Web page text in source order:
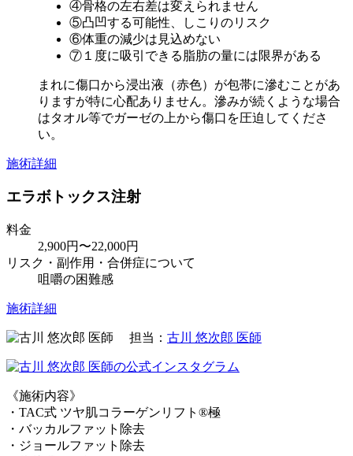
④骨格の左右差は変えられません
⑤凸凹する可能性、しこりのリスク
⑥体重の減少は見込めない
⑦１度に吸引できる脂肪の量には限界がある
まれに傷口から浸出液（赤色）が包帯に滲むことがあ
りますが特に心配ありません。滲みが続くような場合
はタオル等でガーゼの上から傷口を圧迫してくださ
い。
施術詳細
エラボトックス注射
料金
2,900円〜22,000円
リスク・副作用・合併症について
咀嚼の困難感
施術詳細
担当： 古川 悠次郎 医師
《施術内容》
・TAC式 ツヤ肌コラーゲンリフト®極
・バッカルファット除去
・ジョールファット除去